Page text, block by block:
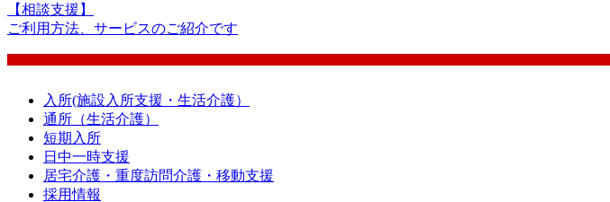
【相談支援】
ご利用方法、サービスのご紹介です
入所(施設入所支援・生活介護）
通所（生活介護）
短期入所
日中一時支援
居宅介護・重度訪問介護・移動支援
採用情報